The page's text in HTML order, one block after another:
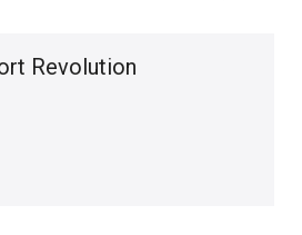
Revolution